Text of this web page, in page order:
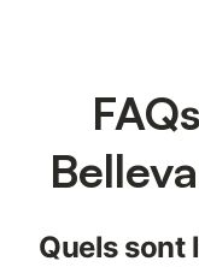
Quels sont